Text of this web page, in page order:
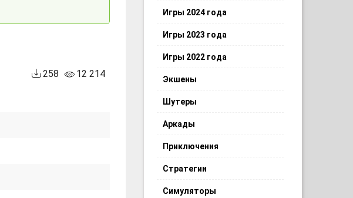
12 214
258
Игры 2024 года
Игры 2023 года
Игры 2022 года
Экшены
Шутеры
Аркады
Приключения
Стратегии
Симуляторы